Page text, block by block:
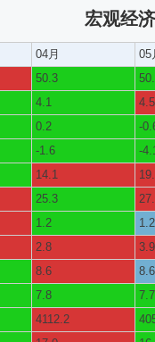
宏观经
04月 05
50.3
4.1 4.5
0.2 -
-1.6 -
14.1
25.3
1.2 1.2
2.8 3.9
8.6 8.6
7.8 7.7
4112.2